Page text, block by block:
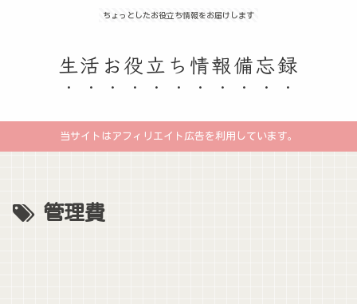
ちょっとしたお役立ち情報をお届けします
生活お役立ち情報備忘録
当サイトはアフィリエイト広告を利用しています。
管理費